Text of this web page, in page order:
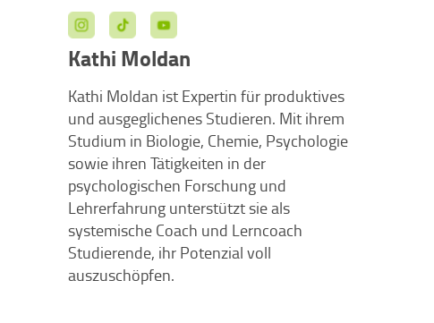
Kathi Moldan
Kathi Moldan ist Expertin für produktives
und ausgeglichenes Studieren. Mit ihrem
Studium in Biologie, Chemie, Psychologie
sowie ihren Tätigkeiten in der
psychologischen Forschung und
Lehrerfahrung unterstützt sie als
systemische Coach und Lerncoach
Studierende, ihr Potenzial voll
auszuschöpfen.